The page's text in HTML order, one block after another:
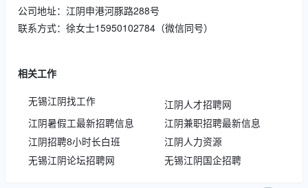
公司地址：江阴申港河豚路288号
联系方式：徐女士15950102784（微信同号）
相关工作
无锡江阴找工作
江阴人才招聘网
江阴暑假工最新招聘信息
江阴兼职招聘最新信息
江阴招聘8小时长白班
江阴人力资源
无锡江阴论坛招聘网
无锡江阴国企招聘